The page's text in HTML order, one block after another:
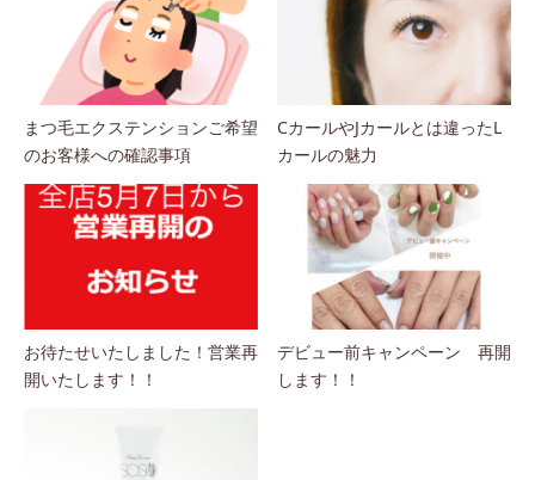
まつ毛エクステンションご希望
のお客様への確認事項
CカールやJカールとは違ったL
カールの魅力
お待たせいたしました！営業再
開いたします！！
デビュー前キャンペーン 再開
します！！